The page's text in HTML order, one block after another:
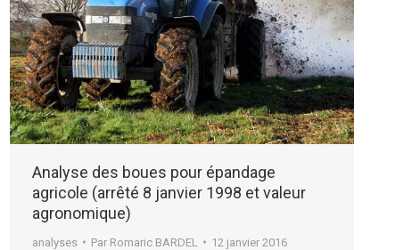
Analyse des boues pour épandage
agricole (arrêté 8 janvier 1998 et valeur
agronomique)
analyses Par Romaric BARDEL 12 janvier 2016